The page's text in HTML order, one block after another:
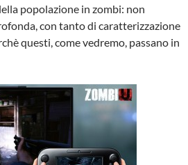
popolazione in zombi: non
con tanto di caratterizzazione
questi, come vedremo, passano in